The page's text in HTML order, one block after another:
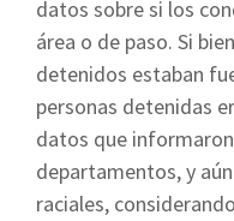
datos sobre si los
área o de paso. Si
detenidos estaban
personas detenidas
datos que
departamentos, y
raciales,